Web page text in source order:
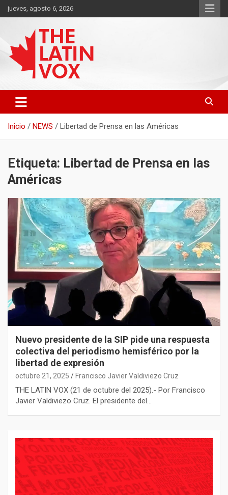
Saltar
al
jueves, agosto 6, 2026
THE LATIN VOX
Inicio NEWS Libertad de Prensa en las Américas
Etiqueta: Libertad de Prensa en las
Américas
Nuevo presidente de la SIP pide una respuesta
colectiva del periodismo hemisférico por la
libertad de expresión
octubre 21, 2025 Francisco Javier Valdiviezo Cruz
THE LATIN VOX (21 de octubre del 2025).- Por Francisco
Javier Valdiviezo Cruz. El presidente del…